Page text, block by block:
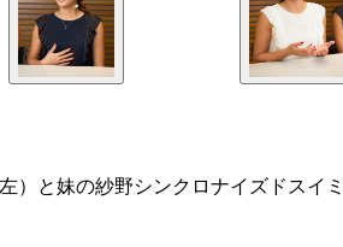
）と妹の紗野シンクロナイズドス